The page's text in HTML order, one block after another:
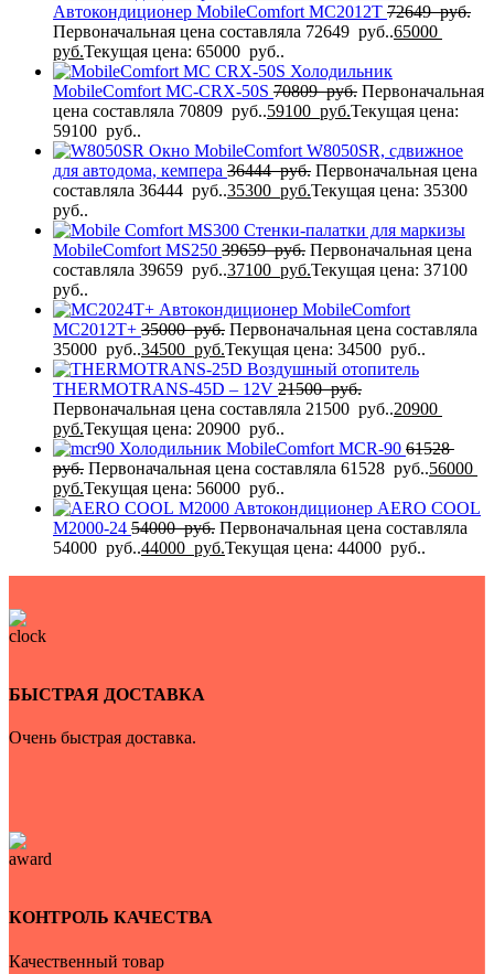
Автокондиционер MobileComfort MC2012T 72649руб.
Первоначальная цена составляла 72649 руб..65000
руб.Текущая цена: 65000 руб..
Холодильник
MobileComfort MC-CRX-50S 70809руб. Первоначальная
цена составляла 70809 руб..59100 руб.Текущая цена:
59100 руб..
Окно MobileComfort W8050SR, сдвижное
для автодома, кемпера 36444руб. Первоначальная цена
составляла 36444 руб..35300 руб.Текущая цена: 35300
руб..
Стенки-палатки для маркизы
MobileComfort MS250 39659руб. Первоначальная цена
составляла 39659 руб..37100 руб.Текущая цена: 37100
руб..
Автокондиционер MobileComfort
MC2012T+ 35000руб. Первоначальная цена составляла
35000 руб..34500 руб.Текущая цена: 34500 руб..
Воздушный отопитель
THERMOTRANS-45D – 12V 21500руб.
Первоначальная цена составляла 21500 руб..20900
руб.Текущая цена: 20900 руб..
Холодильник MobileComfort MCR-90 61528
руб. Первоначальная цена составляла 61528 руб..56000
руб.Текущая цена: 56000 руб..
Автокондиционер AERO COOL
M2000-24 54000руб. Первоначальная цена составляла
54000 руб..44000 руб.Текущая цена: 44000 руб..
БЫСТРАЯ ДОСТАВКА
Очень быстрая доставка.
КОНТРОЛЬ КАЧЕСТВА
Качественный товар